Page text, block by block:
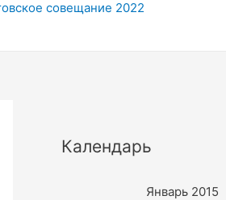
совещание 2022
Календарь
Январь 2015